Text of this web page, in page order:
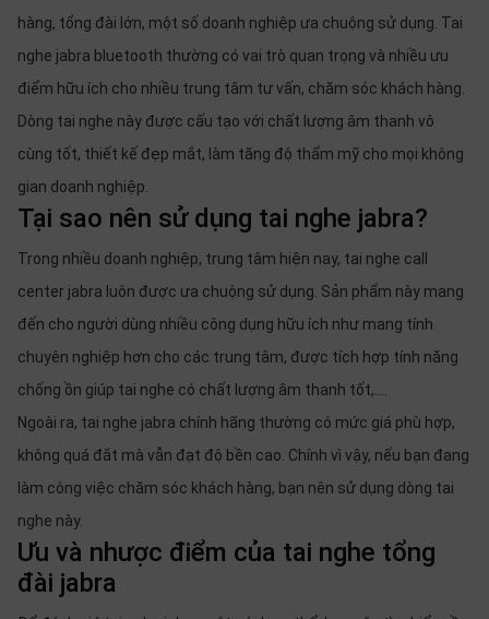
hàng, tổng đài lớn, một số doanh nghiệp ưa chuộng sử dụng. Tai
nghe jabra bluetooth thường có vai trò quan trọng và nhiều ưu
điểm hữu ích cho nhiều trung tâm tư vấn, chăm sóc khách hàng.
Dòng tai nghe này được cấu tạo với chất lượng âm thanh vô
cùng tốt, thiết kế đẹp mắt, làm tăng độ thẩm mỹ cho mọi không
gian doanh nghiệp.
Tại sao nên sử dụng tai nghe jabra?
Trong nhiều doanh nghiệp, trung tâm hiện nay, tai nghe call
center jabra luôn được ưa chuộng sử dụng. Sản phẩm này mang
đến cho người dùng nhiều công dụng hữu ích như mang tính
chuyên nghiệp hơn cho các trung tâm, được tích hợp tính năng
chống ồn giúp tai nghe có chất lượng âm thanh tốt,....
Ngoài ra, tai nghe jabra chính hãng thường có mức giá phù hợp,
không quá đắt mà vẫn đạt độ bền cao. Chính vì vậy, nếu bạn đang
làm công việc chăm sóc khách hàng, bạn nên sử dụng dòng tai
nghe này.
Ưu và nhược điểm của tai nghe tổng
đài jabra